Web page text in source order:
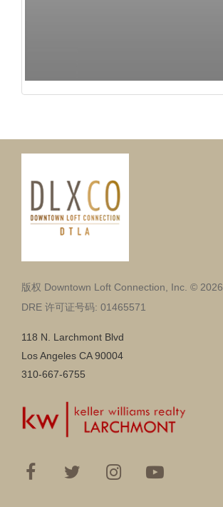
版权 Downtown Loft Connection, Inc. © 2026
DRE 许可证号码: 01465571
118 N. Larchmont Blvd
Los Angeles CA 90004
310-667-6755